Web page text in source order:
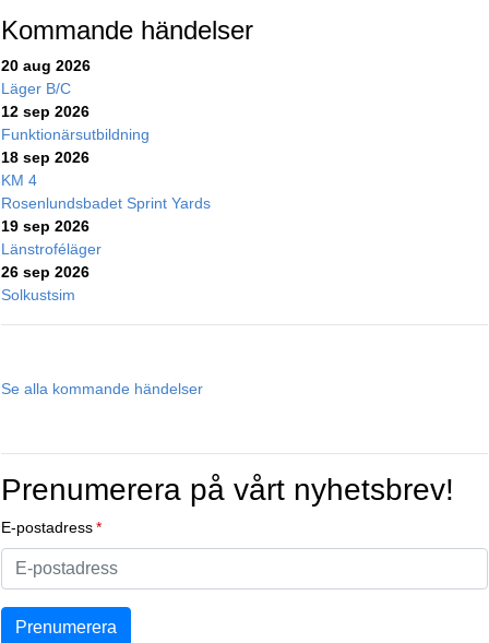
Kommande händelser
20 aug 2026
Läger B/C
12 sep 2026
Funktionärsutbildning
18 sep 2026
KM 4
Rosenlundsbadet Sprint Yards
19 sep 2026
Länstroféläger
26 sep 2026
Solkustsim
Se alla kommande händelser
Prenumerera på vårt nyhetsbrev!
E-postadress